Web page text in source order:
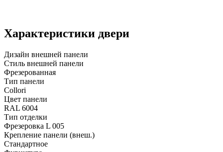
Характеристики двери
Дизайн внешней панели
Стиль внешней панели
Фрезерованная
Тип панели
Collori
Цвет панели
RAL 6004
Тип отделки
Фрезеровка L 005
Крепление панели (внеш.)
Стандартное